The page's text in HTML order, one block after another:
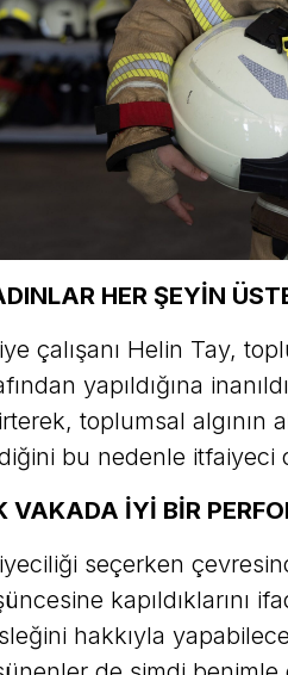
HER ŞEYİN
çalışanı Helin Tay,
yapıldığına
toplumsal algının
bu nedenle itfaiyeci
VAKADA İYİ BİR
seçerken
kapıldıklarını
hakkıyla